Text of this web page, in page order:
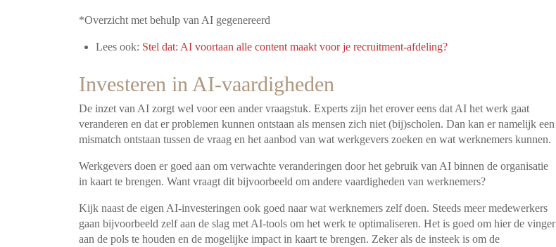
*Overzicht met behulp van AI gegenereerd
Lees ook: Stel dat: AI voortaan alle content maakt voor je recruitment-afdeling?
Investeren in AI-vaardigheden
De inzet van AI zorgt wel voor een ander vraagstuk. Experts zijn het erover eens dat AI het werk gaat
veranderen en dat er problemen kunnen ontstaan als mensen zich niet (bij)scholen. Dan kan er namelijk een
mismatch ontstaan tussen de vraag en het aanbod van wat werkgevers zoeken en wat werknemers kunnen.
Werkgevers doen er goed aan om verwachte veranderingen door het gebruik van AI binnen de organisatie
in kaart te brengen. Want vraagt dit bijvoorbeeld om andere vaardigheden van werknemers?
Kijk naast de eigen AI-investeringen ook goed naar wat werknemers zelf doen. Steeds meer medewerkers
gaan bijvoorbeeld zelf aan de slag met AI-tools om het werk te optimaliseren. Het is goed om hier de vinger
aan de pols te houden en de mogelijke impact in kaart te brengen. Zeker als de insteek is om de